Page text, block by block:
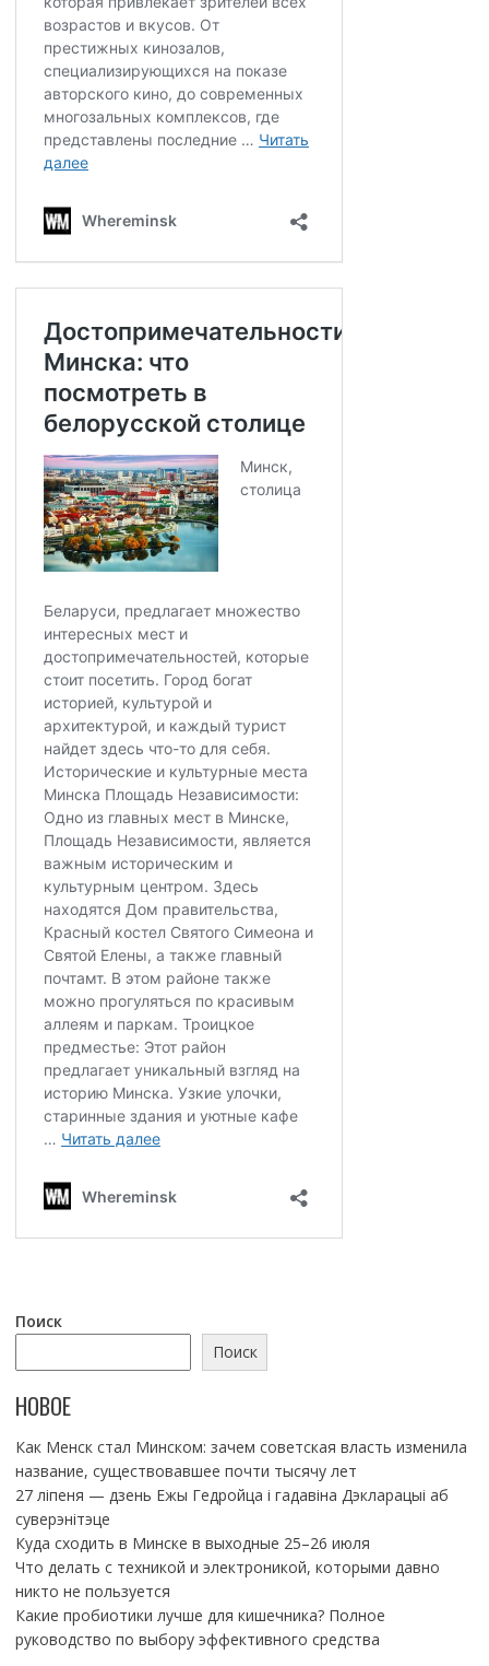
Поиск
Поиск
НОВОЕ
Как Менск стал Минском: зачем советская власть изменила
название, существовавшее почти тысячу лет
27 ліпеня — дзень Ежы Гедройца і гадавіна Дэкларацыі аб
суверэнітэце
Куда сходить в Минске в выходные 25–26 июля
Что делать с техникой и электроникой, которыми давно
никто не пользуется
Какие пробиотики лучше для кишечника? Полное
руководство по выбору эффективного средства